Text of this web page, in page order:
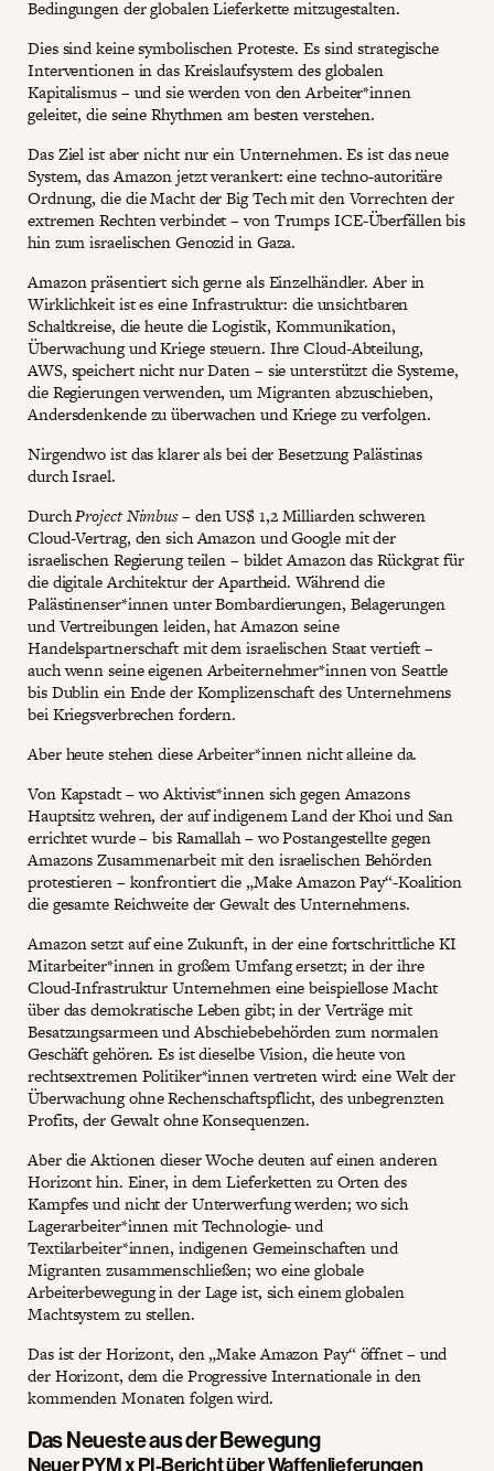
Bedingungen der globalen Lieferkette mitzugestalten.
Dies sind keine symbolischen Proteste. Es sind strategische
Interventionen in das Kreislaufsystem des globalen
Kapitalismus – und sie werden von den Arbeiter*innen
geleitet, die seine Rhythmen am besten verstehen.
Das Ziel ist aber nicht nur ein Unternehmen. Es ist das neue
System, das Amazon jetzt verankert: eine techno-autoritäre
Ordnung, die die Macht der Big Tech mit den Vorrechten der
extremen Rechten verbindet – von Trumps ICE-Überfällen bis
hin zum israelischen Genozid in Gaza.
Amazon präsentiert sich gerne als Einzelhändler. Aber in
Wirklichkeit ist es eine Infrastruktur: die unsichtbaren
Schaltkreise, die heute die Logistik, Kommunikation,
Überwachung und Kriege steuern. Ihre Cloud-Abteilung,
AWS, speichert nicht nur Daten – sie unterstützt die Systeme,
die Regierungen verwenden, um Migranten abzuschieben,
Andersdenkende zu überwachen und Kriege zu verfolgen.
Nirgendwo ist das klarer als bei der Besetzung Palästinas
durch Israel.
DurchProject Nimbus –den US$ 1,2 Milliarden schweren
Cloud-Vertrag, den sich Amazon und Google mit der
israelischen Regierung teilen – bildet Amazon das Rückgrat für
die digitale Architektur der Apartheid. Während die
Palästinenser*innen unter Bombardierungen, Belagerungen
und Vertreibungen leiden, hat Amazon seine
Handelspartnerschaft mit dem israelischen Staat vertieft –
auch wenn seine eigenen Arbeiternehmer*innen von Seattle
bis Dublin ein Ende der Komplizenschaft des Unternehmens
bei Kriegsverbrechen fordern.
Aber heute stehen diese Arbeiter*innen nicht alleine da.
Von Kapstadt – wo Aktivist*innen sich gegen Amazons
Hauptsitz wehren, der auf indigenem Land der Khoi und San
errichtet wurde – bis Ramallah – wo Postangestellte gegen
Amazons Zusammenarbeit mit den israelischen Behörden
protestieren – konfrontiert die „Make Amazon Pay“-Koalition
die gesamte Reichweite der Gewalt des Unternehmens.
Amazon setzt auf eine Zukunft, in der eine fortschrittliche KI
Mitarbeiter*innen in großem Umfang ersetzt; in der ihre
Cloud-Infrastruktur Unternehmen eine beispiellose Macht
über das demokratische Leben gibt; in der Verträge mit
Besatzungsarmeen und Abschiebebehörden zum normalen
Geschäft gehören. Es ist dieselbe Vision, die heute von
rechtsextremen Politiker*innen vertreten wird: eine Welt der
Überwachung ohne Rechenschaftspflicht, des unbegrenzten
Profits, der Gewalt ohne Konsequenzen.
Aber die Aktionen dieser Woche deuten auf einen anderen
Horizont hin. Einer, in dem Lieferketten zu Orten des
Kampfes und nicht der Unterwerfung werden; wo sich
Lagerarbeiter*innen mit Technologie- und
Textilarbeiter*innen, indigenen Gemeinschaften und
Migranten zusammenschließen; wo eine globale
Arbeiterbewegung in der Lage ist, sich einem globalen
Machtsystem zu stellen.
Das ist der Horizont, den „Make Amazon Pay“ öffnet – und
der Horizont, dem die Progressive Internationale in den
kommenden Monaten folgen wird.
Das Neueste aus der Bewegung
Neuer PYM x PI-Bericht über Waffenlieferungen